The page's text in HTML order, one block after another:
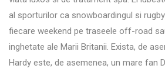
al sporturilor ca snowboardingul si
fiecare weekend pe traseele off-road
inghetate ale Marii Britanii. Exista, de
Hardy este, de asemenea, un mare fan